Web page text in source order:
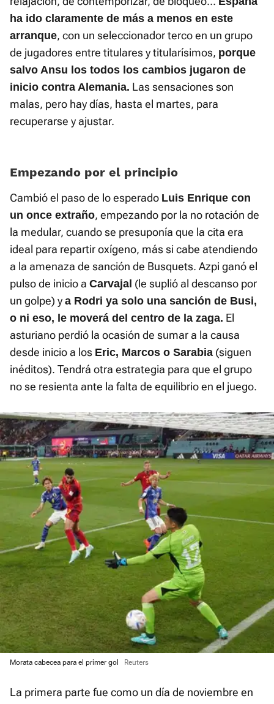
ha ido claramente de más a menos en este
arranque, con un seleccionador terco en un grupo
de jugadores entre titulares y titularísimos, porque
salvo Ansu los todos los cambios jugaron de
inicio contra Alemania. Las sensaciones son
malas, pero hay días, hasta el martes, para
recuperarse y ajustar.
Empezando por el principio
Cambió el paso de lo esperado Luis Enrique con
un once extraño, empezando por la no rotación de
la medular, cuando se presuponía que la cita era
ideal para repartir oxígeno, más si cabe atendiendo
a la amenaza de sanción de Busquets. Azpi ganó el
pulso de inicio a Carvajal (le suplió al descanso por
un golpe) y a Rodri ya solo una sanción de Busi,
o ni eso, le moverá del centro de la zaga. El
asturiano perdió la ocasión de sumar a la causa
desde inicio a los Eric, Marcos o Sarabia (siguen
inéditos). Tendrá otra estrategia para que el grupo
no se resienta ante la falta de equilibrio en el juego.
Morata cabecea para el primer gol Reuters
La primera parte fue como un día de noviembre en